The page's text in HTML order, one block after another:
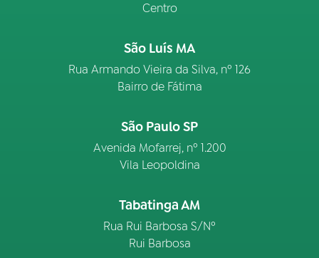
Centro
São Luís MA
Rua Armando Vieira da Silva, nº 126
Bairro de Fátima
São Paulo SP
Avenida Mofarrej, nº 1.200
Vila Leopoldina
Tabatinga AM
Rua Rui Barbosa S/Nº
Rui Barbosa